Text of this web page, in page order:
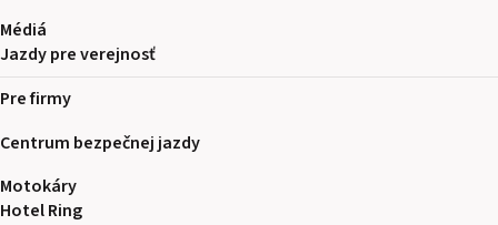
Médiá
Jazdy pre verejnosť
Pre firmy
Centrum bezpečnej jazdy
Motokáry
Hotel Ring